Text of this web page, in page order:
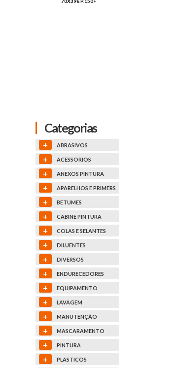
Categorias
+ ABRASIVOS
+ ACESSORIOS
+ ANEXOS PINTURA
+ APARELHOS E PRIMERS
+ BETUMES
+ CABINE PINTURA
+ COLAS E SELANTES
+ DILUENTES
+ DIVERSOS
+ ENDURECEDORES
+ EQUIPAMENTO
+ LAVAGEM
+ MANUTENÇÃO
+ MASCARAMENTO
+ PINTURA
+ PLASTICOS